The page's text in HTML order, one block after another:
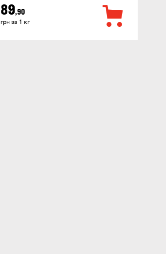
89,90
грн за 1 кг